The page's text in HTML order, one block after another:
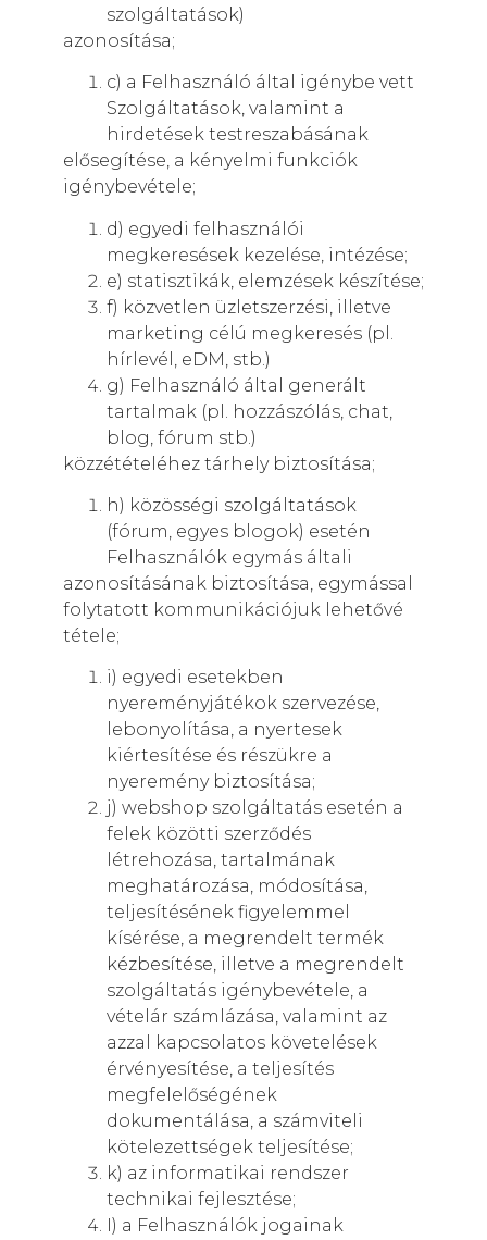
szolgáltatások)
azonosítása;
c) a Felhasználó által igénybe vett
Szolgáltatások, valamint a
hirdetések testreszabásának
elősegítése, a kényelmi funkciók
igénybevétele;
d) egyedi felhasználói
megkeresések kezelése, intézése;
e) statisztikák, elemzések készítése;
f) közvetlen üzletszerzési, illetve
marketing célú megkeresés (pl.
hírlevél, eDM, stb.)
g) Felhasználó által generált
tartalmak (pl. hozzászólás, chat,
blog, fórum stb.)
közzétételéhez tárhely biztosítása;
h) közösségi szolgáltatások
(fórum, egyes blogok) esetén
Felhasználók egymás általi
azonosításának biztosítása, egymással
folytatott kommunikációjuk lehetővé
tétele;
i) egyedi esetekben
nyereményjátékok szervezése,
lebonyolítása, a nyertesek
kiértesítése és részükre a
nyeremény biztosítása;
j) webshop szolgáltatás esetén a
felek közötti szerződés
létrehozása, tartalmának
meghatározása, módosítása,
teljesítésének figyelemmel
kísérése, a megrendelt termék
kézbesítése, illetve a megrendelt
szolgáltatás igénybevétele, a
vételár számlázása, valamint az
azzal kapcsolatos követelések
érvényesítése, a teljesítés
megfelelőségének
dokumentálása, a számviteli
kötelezettségek teljesítése;
k) az informatikai rendszer
technikai fejlesztése;
I) a Felhasználók jogainak